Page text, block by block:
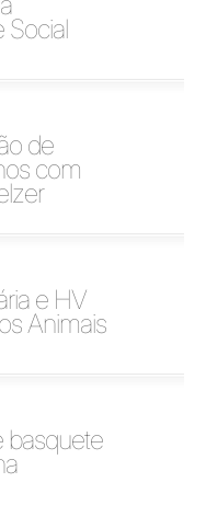
Social
de
com
e HV
Animais
basquete